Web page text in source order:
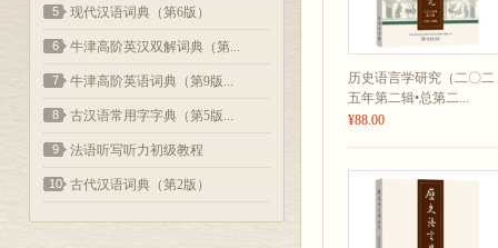
5 现代汉语词典（第6版）
6 牛津高阶英汉双解词典（第...
7 牛津高阶英语词典（第9版...
8 古汉语常用字字典（第5版...
9 法语听写听力初级教程
10 古代汉语词典（第2版）
历史语言学研究（二〇二
五年第二辑•总第二...
¥88.00